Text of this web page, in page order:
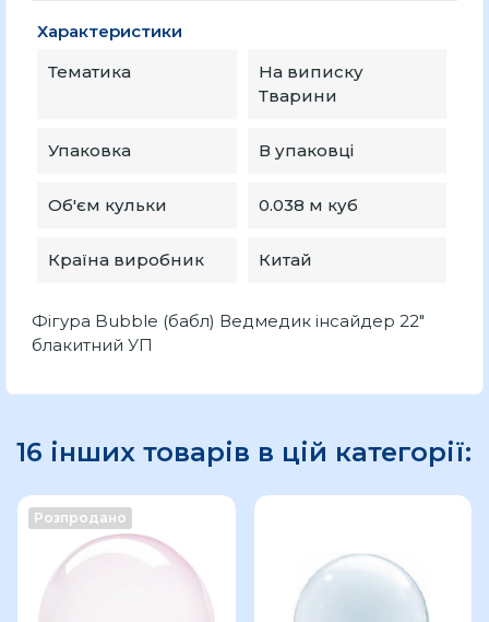
Характеристики
Тематика
На виписку
Тварини
Упаковка В упаковці
Об'єм кульки 0.038 м куб
Країна виробник Китай
Фігура Bubble (бабл) Ведмедик інсайдер 22"
блакитний УП
16 інших товарів в цій категорії:
Розпродано